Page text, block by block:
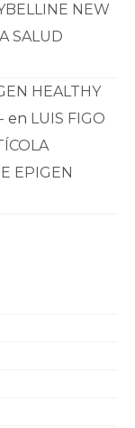
NEW
SALUD
HEALTHY
en LUIS FIGO
EPIGEN